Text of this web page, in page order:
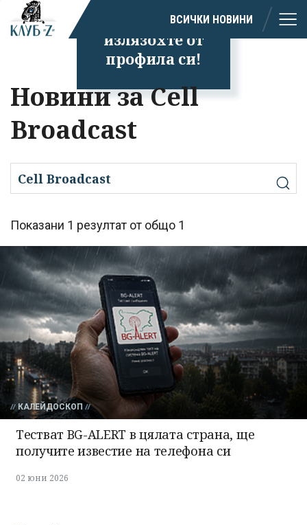
Успешно
излязохте от
профила си!
ВСИЧКИ НОВИНИ
Новини за Cell
Broadcast
Показани 1 резултат от общо 1
КАЛЕЙДОСКОП
Тестват BG-ALERT в цялата страна, ще
получите известие на телефона си
02 юни 2026